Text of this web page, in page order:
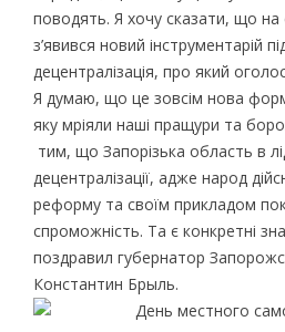
поводять. Я хочу сказати, що на
з’явився новий інструментарій
децентралізація, про який
Я думаю, що це зовсім нова
яку мріяли наші пращури та
тим, що Запорізька область в
децентралізації, адже народ
реформу та своїм прикладом
спроможність. Та є конкретні
поздравил губернатор
Константин Брыль.